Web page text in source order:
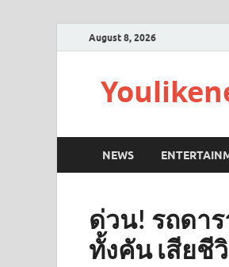
August 8, 2026
NEWS
ด่วน! รถดา
ทั้งคัน เสียชี